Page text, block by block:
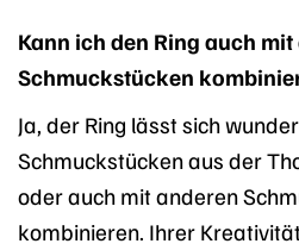
Kann ich den Ring auch
Schmuckstücken
Ja, der Ring lässt sich
Schmuckstücken aus der
oder auch mit anderen
kombinieren. Ihrer